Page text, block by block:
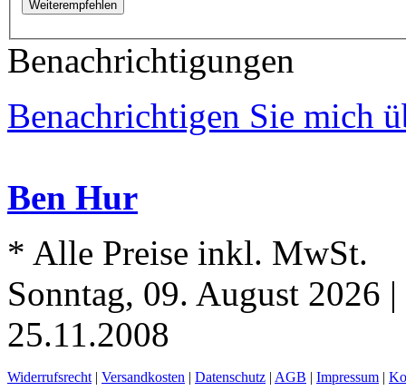
Weiterempfehlen
Benachrichtigungen
Benachrichtigen Sie mich
Ben Hur
* Alle Preise inkl. MwSt.
Sonntag, 09. August 2026
25.11.2008
Widerrufsrecht | Versandkosten | Datenschutz | AGB | Impressum |